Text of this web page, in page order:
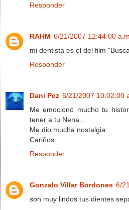
Responder
RAHM 6/21/2007 12:44:00 a.m.
mi dentista es el del film
Responder
Dani Pez 6/21/2007 10:02:00
Me emocionó mucho tu
tener a tu Nena...
Me dio mucha nostalgia.
Cariños
Responder
Gonzalo Villar Bordones 6/
son muy lindos tus dientes